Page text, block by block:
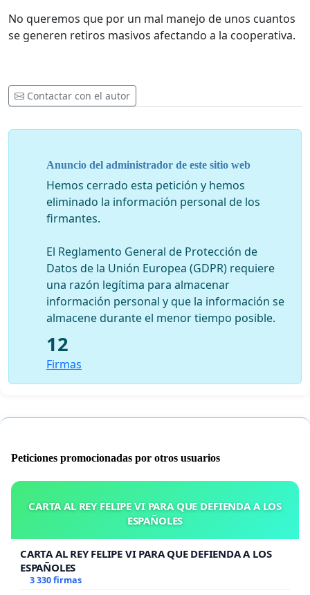
No queremos que por un mal manejo de unos cuantos
se generen retiros masivos afectando a la cooperativa.
Contactar con el autor
Anuncio del administrador de este sitio web
Hemos cerrado esta petición y hemos
eliminado la información personal de los
firmantes.
El Reglamento General de Protección de
Datos de la Unión Europea (GDPR) requiere
una razón legítima para almacenar
información personal y que la información se
almacene durante el menor tiempo posible.
12
Firmas
Peticiones promocionadas por otros usuarios
CARTA AL REY FELIPE VI PARA QUE DEFIENDA A LOS
ESPAÑOLES
CARTA AL REY FELIPE VI PARA QUE DEFIENDA A LOS
ESPAÑOLES
3 330 firmas